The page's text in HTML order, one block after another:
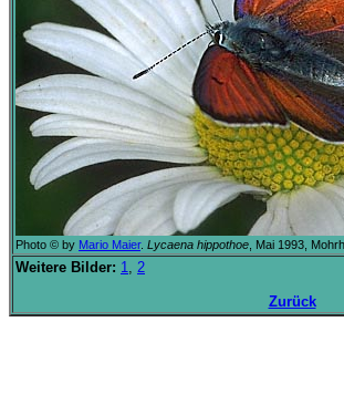
Photo © by Mario Maier. Lycaena hippothoe , Mai 1993,
Weitere Bilder: 1, 2
Zurück